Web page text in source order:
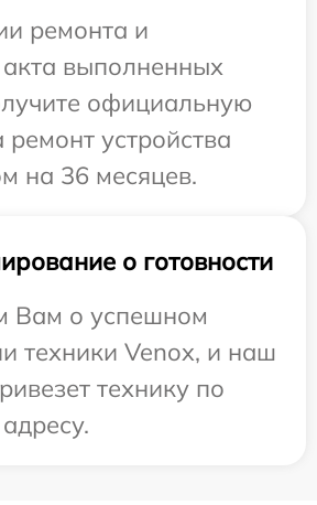
ремонта и
выполненных
официальную
устройства
на 36 месяцев.
о готовности
Вам о успешном
техники Venox, и наш
технику по